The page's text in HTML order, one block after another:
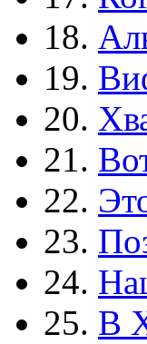
18.
19.
20.
21.
22.
23.
24.
25. В